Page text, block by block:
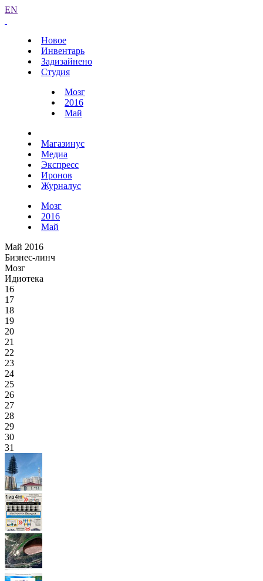
EN
Новое
Инвентарь
Задизайнено
Студия
Мозг
2016
Май
Магазинус
Медиа
Экспресс
Иронов
Журналус
Мозг
2016
Май
Май 2016
Бизнес-линч
Мозг
Идиотека
16
17
18
19
20
21
22
23
24
25
26
27
28
29
30
31